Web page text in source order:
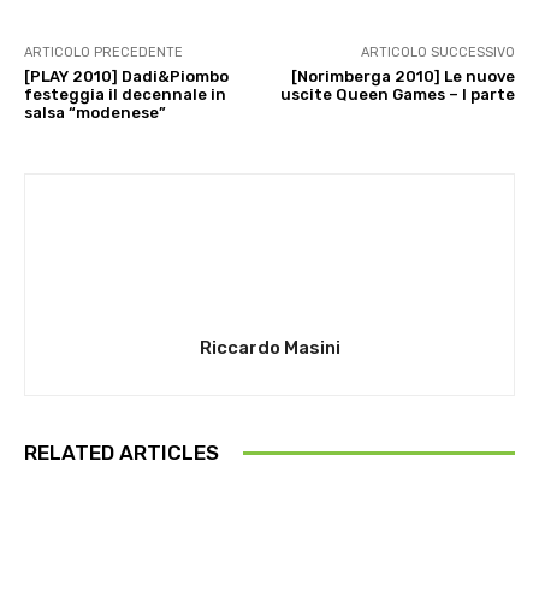
ARTICOLO PRECEDENTE
[PLAY 2010] Dadi&Piombo
festeggia il decennale in
salsa “modenese”
ARTICOLO SUCCESSIVO
[Norimberga 2010] Le nuove
uscite Queen Games – I parte
Riccardo Masini
RELATED ARTICLES